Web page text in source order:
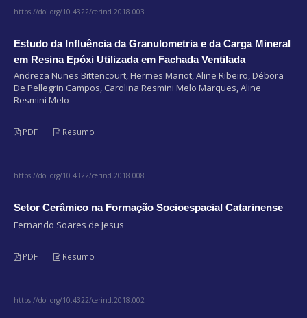
https://doi.org/10.4322/cerind.2018.003
Estudo da Influência da Granulometria e da Carga Mineral
em Resina Epóxi Utilizada em Fachada Ventilada
Andreza Nunes Bittencourt, Hermes Mariot, Aline Ribeiro, Débora
De Pellegrin Campos, Carolina Resmini Melo Marques, Aline
Resmini Melo
PDF Resumo
https://doi.org/10.4322/cerind.2018.008
Setor Cerâmico na Formação Socioespacial Catarinense
Fernando Soares de Jesus
PDF Resumo
https://doi.org/10.4322/cerind.2018.002